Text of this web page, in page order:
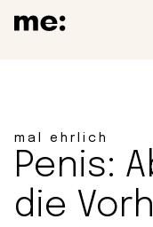
mal ehrlich
Penis:
die